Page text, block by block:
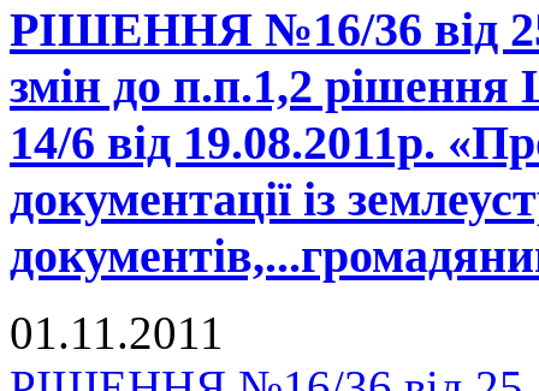
РІШЕННЯ №16/36 від
змін до п.п.1,2
14/6 від 19.08.2011р.
документації із
01.11.2011